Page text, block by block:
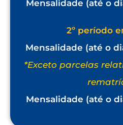
Mensalidade (até o
2º período
Mensalidade (até o
*Exceto parcelas
Mensalidade (até o